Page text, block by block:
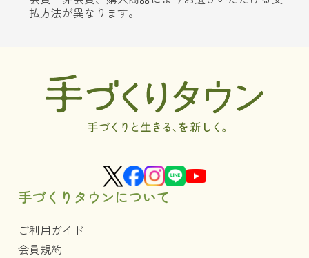
払方法が異なります。
手づくりタウンについて
ご利用ガイド
会員規約